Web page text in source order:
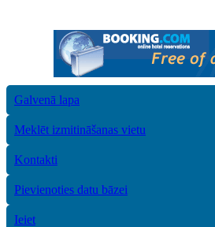
Galvenā lapa
Meklēt izmitināšanas vietu
Kontakti
Pievienoties datu bāzei
Ieiet